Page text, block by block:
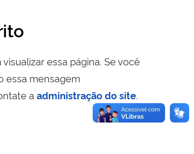
essa página. Se você
essa mensagem
a administração do site.